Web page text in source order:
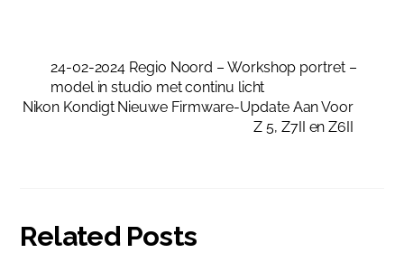
24-02-2024 Regio Noord – Workshop portret –
model in studio met continu licht
Nikon Kondigt Nieuwe Firmware-Update Aan Voor
Z 5, Z7II en Z6II
Related Posts